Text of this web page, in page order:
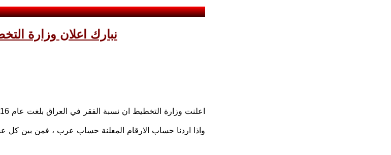
نبارك اعلان وزارة التخطيط : نسبة
واذا اردنا حساب الارقام المعلنة حساب عرب ، فمن بين